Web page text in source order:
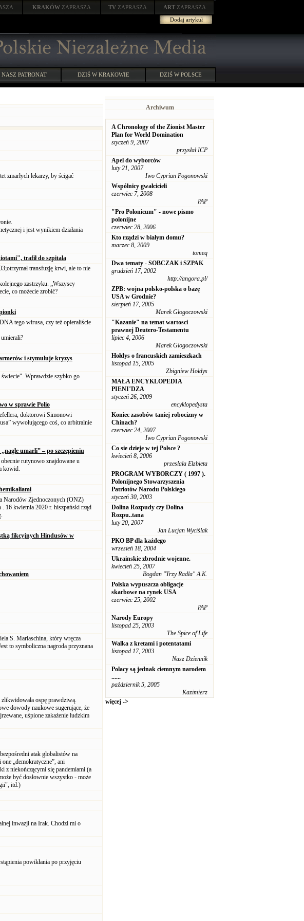
KRAKÓW ZAPRASZA TV ZAPRASZA ART ZAPRASZA
Dodaj artykuł
NASZ PATRONAT DZIŚ W KRAKOWIE DZIŚ W POLSCE
zmarłych lekarzy, by ścigać
i jest wynikiem działania
trafił do szpitala
transfuzję krwi, ale to nie
zastrzyku. „Wszyscy
co możecie zrobić?
tego wirusa, czy też opieraliście
i stymuluje kryzys
świecie". Wprawdzie szybko go
w sprawie Polio
doktorowi Simonowi
wywołującego coś, co arbitralnie
umarli” – po szczepieniu
rutynowo znajdowane u
kowid.
Narodów Zjednoczonych (ONZ)
. 16 kwietnia 2020 r. hiszpański rząd
fikcyjnych Hindusów w
S. Mariaschina, który wręcza
to symboliczna nagroda przyznana
ospę prawdziwą.
dowody naukowe sugerujące, że
uśpione zakażenie ludzkim
atak globalistów na
„demokratyczne”, ani
z niekończącymi się pandemiami (a
być dosłownie wszystko - może
itd.)
inwazji na Irak. Chodzi mi o
powikłania po przyjęciu
Archiwum
A Chronology of the Zionist Master
Plan for World Domination
styczeń 9, 2007
przysłał ICP
Apel do wyborców
luty 21, 2007
Iwo Cyprian Pogonowski
Wspólnicy gwałcicieli
czerwiec 7, 2008
PAP
"Pro Polonicum" - nowe pismo
polonijne
czerwiec 28, 2006
Kto rządzi w białym domu?
marzec 8, 2009
tomeq
Dwa tematy - SOBCZAK i SZPAK
grudzień 17, 2002
http://angora.pl/
ZPB: wojna polsko-polska o bazę
USA w Grodnie?
sierpień 17, 2005
Marek Głogoczowski
"Kazanie" na temat wartosci
prawnej Deutero-Testamentu
lipiec 4, 2006
Marek Glogoczowski
Hołdys o francuskich zamieszkach
listopad 15, 2005
Zbigniew Hołdys
MAŁA ENCYKLOPEDIA
PIENIˇDZA
styczeń 26, 2009
encyklopedysta
Koniec zasobów taniej robocizny w
Chinach?
czerwiec 24, 2007
Iwo Cyprian Pogonowski
Co sie dzieje w tej Polsce ?
kwiecień 8, 2006
przeslala Elzbieta
PROGRAM WYBORCZY ( 1997 ).
Polonijnego Stowarzyszenia
Patriotów Narodu Polskiego
styczeń 30, 2003
Dolina Rozpudy czy Dolina
Rozpu..tana
luty 20, 2007
Jan Lucjan Wyciślak
PKO BP dla każdego
wrzesień 18, 2004
Ukrainskie zbrodnie wojenne.
kwiecień 25, 2007
Bogdan "Trzy Radla" A.K.
Polska wypuszcza obligacje
skarbowe na rynek USA
czerwiec 25, 2002
PAP
Narody Europy
listopad 25, 2003
The Spice of Life
Walka z kretami i potentatami
listopad 17, 2003
Nasz Dziennik
Polacy są jednak ciemnym narodem
......
październik 5, 2005
Kazimierz
więcej ->